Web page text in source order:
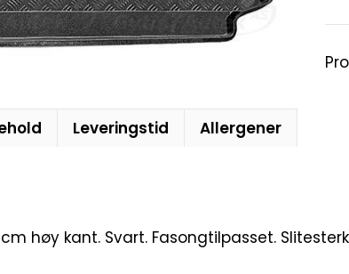
Leveringstid Allergener
høy kant. Svart. Fasongtilpasset.